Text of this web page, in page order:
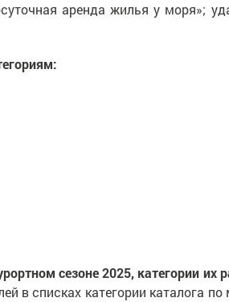
аренда жилья у моря»;
сезоне 2025, категории их
в списках категории каталога по